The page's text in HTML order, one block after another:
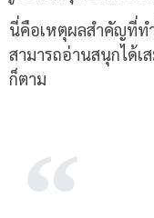
นี่คือเหตุผลสำคัญที่ท
สามารถอ่านสนุกได้เ
ก็ตาม